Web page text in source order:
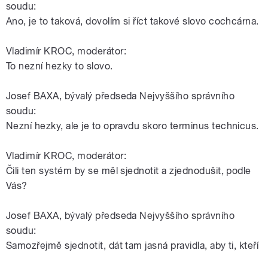
soudu:
Ano, je to taková, dovolím si říct takové slovo cochcárna.
Vladimír KROC, moderátor:
To nezní hezky to slovo.
Josef BAXA, bývalý předseda Nejvyššího správního
soudu:
Nezní hezky, ale je to opravdu skoro terminus technicus.
Vladimír KROC, moderátor:
Čili ten systém by se měl sjednotit a zjednodušit, podle
Vás?
Josef BAXA, bývalý předseda Nejvyššího správního
soudu:
Samozřejmě sjednotit, dát tam jasná pravidla, aby ti, kteří